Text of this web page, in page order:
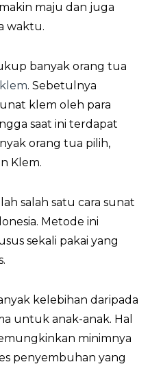
maju dan juga
waktu.
banyak orang tua
. Sebetulnya
klem oleh para
saat ini terdapat
orang tua pilih,
Klem.
salah satu cara sunat
Metode ini
sekali pakai yang
kelebihan daripada
untuk anak-anak. Hal
minimnya
penyembuhan yang